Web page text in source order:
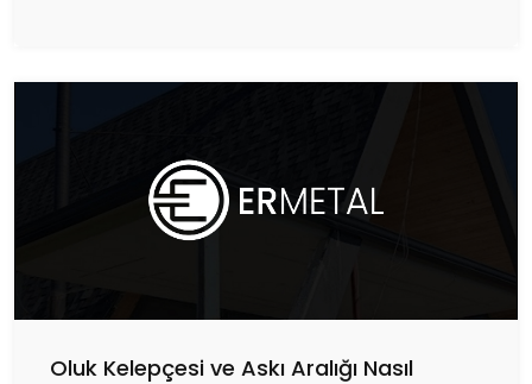
Oluk Kelepçesi ve Askı Aralığı Nasıl